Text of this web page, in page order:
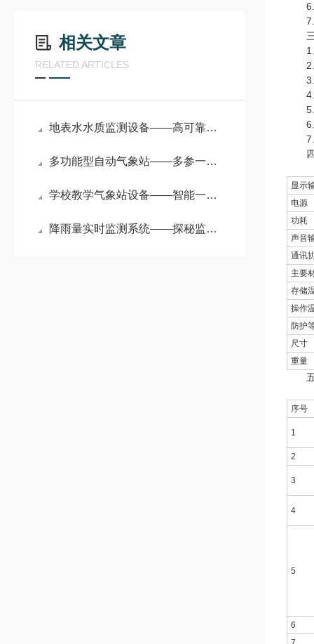
相关文章
RELATED ARTICLES
地表水水质监测设备——高可靠性的多参数在线水质分析仪(万象推荐)
多功能型自动气象站——多参一体，超声智测：气象站的科技跃迁
学校教学气象站设备——智能一体化校园气象观测站亮相
降雨量实时监测系统——探秘监测神器：水位雨量流速流量仪的科技力量
6.工
7.科
三
1、
2、
3、
4、
5、
6、
7、
四
显示
电源
功耗
声音
通讯
主要
存储
操作
防护
尺寸
重量
五
序号
1
2
3
4
5
6